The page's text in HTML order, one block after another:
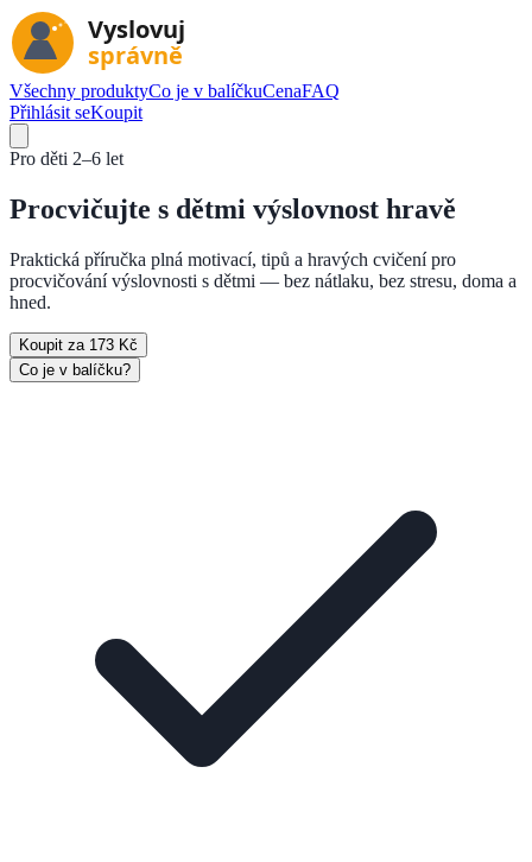
Všechny produktyCo je v balíčkuCenaFAQ
Přihlásit seKoupit
Pro děti 2–6 let
Procvičujte s dětmi výslovnost hravě
Praktická příručka plná motivací, tipů a hravých cvičení pro
procvičování výslovnosti s dětmi — bez nátlaku, bez stresu, doma a
hned.
Koupit za 173 Kč
Co je v balíčku?